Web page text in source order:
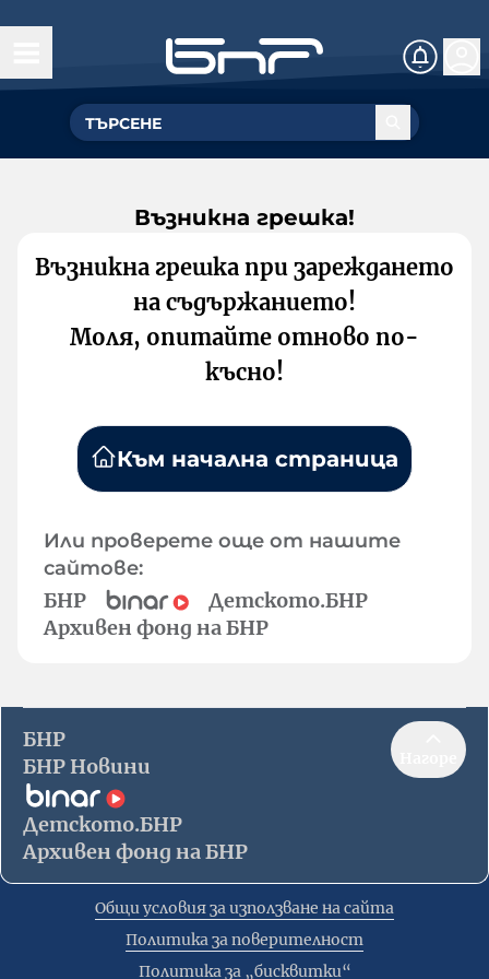
Възникна грешка!
Възникна грешка при зареждането
на съдържанието!
Моля, опитайте отново по-
късно!
Към начална страница
Или проверете още от нашите
сайтове:
БНР
Детското.БНР
Архивен фонд на БНР
БНР
БНР Новини
Детското.БНР
Архивен фонд на БНР
Общи условия за използване на сайта
Политика за поверителност
Политика за „бисквитки“